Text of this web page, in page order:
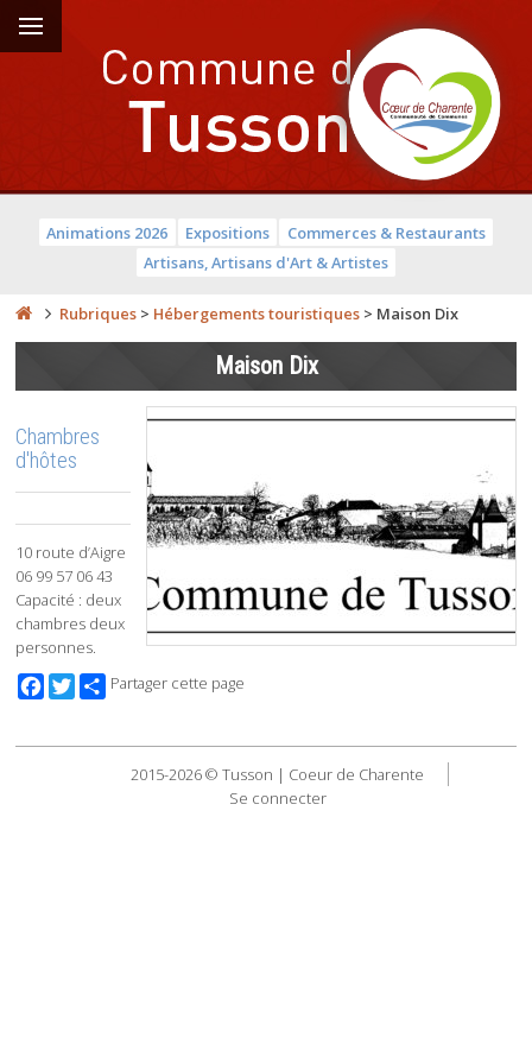
Animations 2026 Expositions
Commerces & Restaurants
Artisans, Artisans d'Art & Artistes
Rubriques > Hébergements touristiques > Maison Dix
Maison Dix
Chambres
d'hôtes
10 route d’Aigre
06 99 57 06 43
Capacité : deux
chambres deux
personnes.
FacebookTwitterPartager cette page
2015-2026 © Tusson | Coeur de Charente
Se connecter